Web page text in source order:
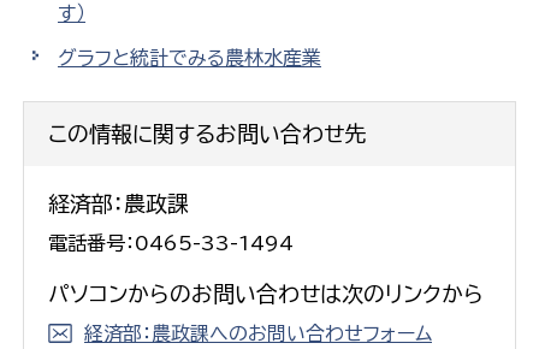
す）
グラフと統計でみる農林水産業
この情報に関するお問い合わせ先
経済部：農政課
電話番号：0465-33-1494
パソコンからのお問い合わせは次のリンクから
経済部：農政課へのお問い合わせフォーム